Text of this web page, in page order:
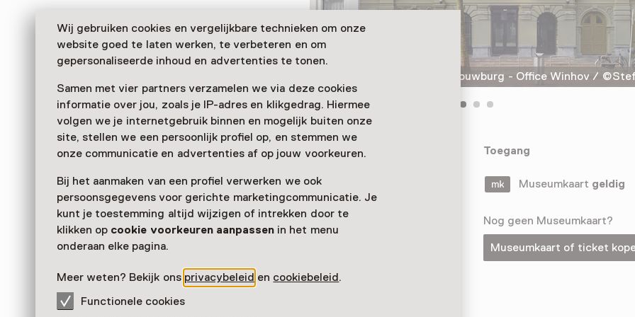
Wij gebruiken cookies en vergelijkbare technieken om onze
website goed te laten werken, te verbeteren en om
gepersonaliseerde inhoud en advertenties te tonen.
Samen met vier partners verzamelen we via deze cookies
informatie over jou, zoals je IP-adres en klikgedrag. Hiermee
volgen we je internetgebruik binnen en mogelijk buiten onze
site, stellen we een persoonlijk profiel op, en stemmen we
onze communicatie en advertenties af op jouw voorkeuren.
Bij het aanmaken van een profiel verwerken we ook
persoonsgegevens voor gerichte marketingcommunicatie. Je
kunt je toestemming altijd wijzigen of intrekken door te
klikken op cookie voorkeuren aanpassenin het menu
onderaan elke pagina.
Meer weten? Bekijk ons privacybeleid en cookiebeleid.
Functionele cookies
Exterieur Hollandsche Schouwburg - Office Winhov /
De Hollandse Schouwburg deed dienst als theater totdat de nazi's
deportatie van Joden. Vandaag de dag is het voormalige theater een
belangrijke gedenkplaats voor alle slachtoffers van de Holocaust.
Verder lezen
Toegang
Museumkaart geldig
Nog geen Museumkaart?
Museumkaart of ticket